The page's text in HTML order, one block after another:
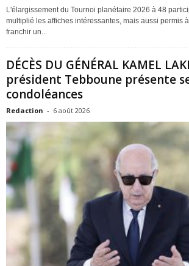
L'élargissement du Tournoi planétaire 2026 à 48
multiplié les affiches intéressantes, mais aussi permis
franchir un...
DÉCÈS DU GÉNÉRAL KAMEL
président Tebboune présente
condoléances
Redaction - 6 août 2026